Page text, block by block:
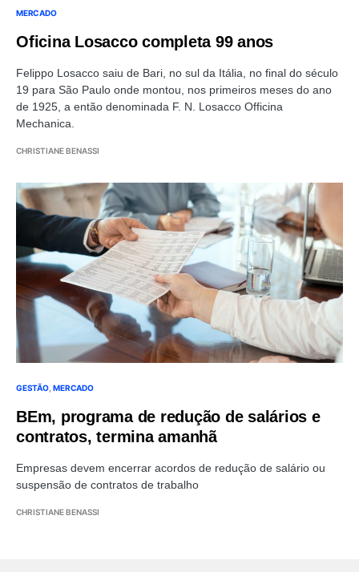
MERCADO
Oficina Losacco completa 99 anos
Felippo Losacco saiu de Bari, no sul da Itália, no final do século
19 para São Paulo onde montou, nos primeiros meses do ano
de 1925, a então denominada F. N. Losacco Officina
Mechanica.
CHRISTIANE BENASSI
GESTÃO MERCADO
BEm, programa de redução de salários e
contratos, termina amanhã
Empresas devem encerrar acordos de redução de salário ou
suspensão de contratos de trabalho
CHRISTIANE BENASSI